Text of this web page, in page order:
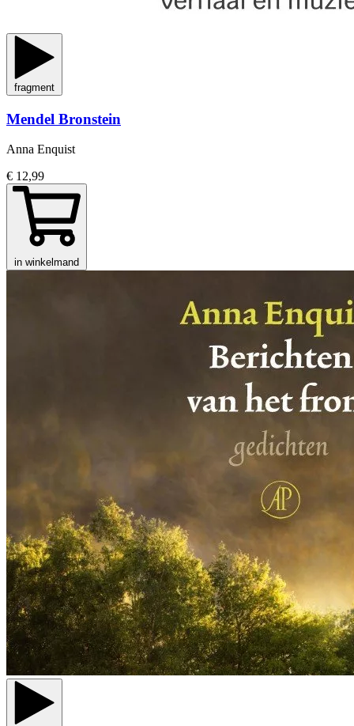
fragment
Mendel Bronstein
Anna Enquist
€ 12,99
in winkelmand